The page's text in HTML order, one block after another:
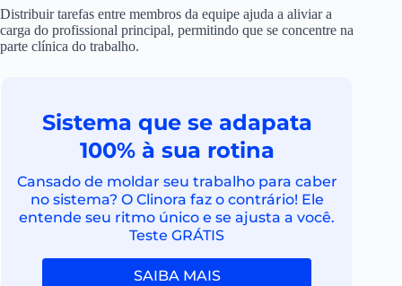
Distribuir tarefas entre membros da equipe ajuda a aliviar a
carga do profissional principal, permitindo que se concentre na
parte clínica do trabalho.
Sistema que se adapata
100% à sua rotina
Cansado de moldar seu trabalho para caber
no sistema? O Clinora faz o contrário! Ele
entende seu ritmo único e se ajusta a você.
Teste GRÁTIS
SAIBA MAIS